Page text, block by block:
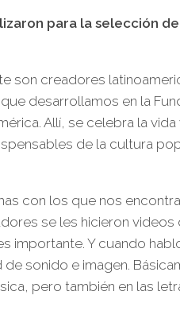
para la selección
son creadores
desarrollamos en la
Allí, se celebra la
de la cultura
con los que nos
se les hicieron videos
importante. Y cuando
de sonido e imagen.
pero también en las